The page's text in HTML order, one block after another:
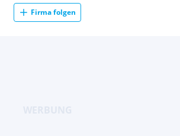
Firma folgen